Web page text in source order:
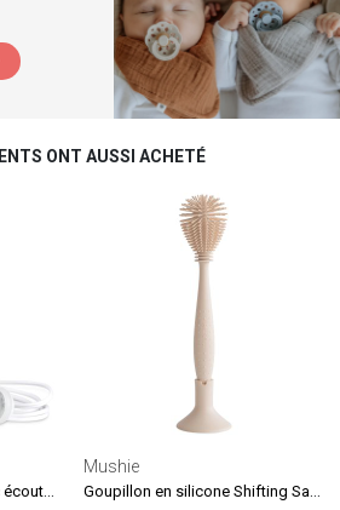
ONT AUSSI ACHETÉ
Doppler fœtal sans fil avec écouteurs Echö
Mushie
Goupillon en silicone Shifting Sand